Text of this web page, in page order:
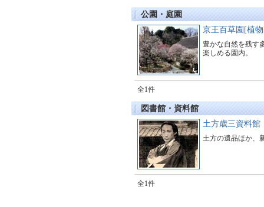
公園・庭園
京王百草園[植
豊かな自然を残す
楽しめる園内。
全1件
図書館・資料館
土方歳三資料館
土方の遺品ほか、
全1件